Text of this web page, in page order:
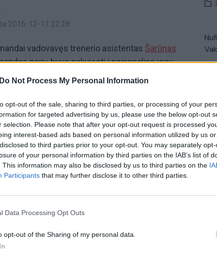
Do Not Process My Personal Information
opt-out of the sale, sharing to third parties, or processing of your
for targeted advertising by us, please use the below opt-out
selection. Please note that after your opt-out request is processed
interest-based ads based on personal information utilized by us
to third parties prior to your opt-out. You may separately
of your personal information by third parties on the IAB’s list of
This information may also be disclosed by us to third parties on the
Participants that may further disclose it to other third parties.
Data Processing Opt Outs
opt-out of the Sharing of my personal data.
2016-12-11 22:28
vadovavęs trenerio asistentas Šarūnas
narių buvo pakviesti į nacionalinę vyrų
Pasak Š. Jasikevičiaus, tai malonu, tačiau ir
O antra vieta Europos krepšinio
atranka Olimpiada Žalgiris
–
Liūdna vyresnio amžiaus dirbančiųjų
kasdienybė – priekabiavimas, patyčios ir